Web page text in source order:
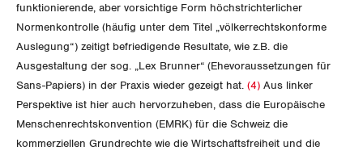
funktionierende, aber vorsichtige Form höchstrichterlicher
Normenkontrolle (häufig unter dem Titel „völkerrechtskonforme
Auslegung“) zeitigt befriedigende Resultate, wie z.B. die
Ausgestaltung der sog. „Lex Brunner“ (Ehevoraussetzungen für
Sans-Papiers) in der Praxis wieder gezeigt hat. (4) Aus linker
Perspektive ist hier auch hervorzuheben, dass die Europäische
Menschenrechtskonvention (EMRK) für die Schweiz die
kommerziellen Grundrechte wie die Wirtschaftsfreiheit und die